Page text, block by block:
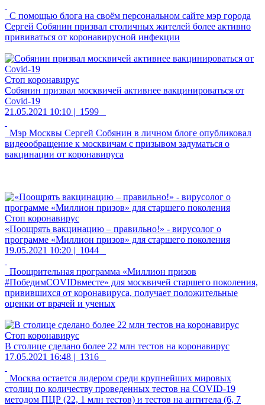
С помощью блога на своём персональном сайте мэр города
Сергей Собянин призвал столичных жителей более активно
прививаться от коронавирусной инфекции
Стоп коронавирус
Собянин призвал москвичей активнее вакцинироваться от
Covid-19
21.05.2021 10:10 | 1599
Мэр Москвы Сергей Собянин в личном блоге опубликовал
видеообращение к москвичам с призывом задуматься о
вакцинации от коронавируса
Стоп коронавирус
«Поощрять вакцинацию – правильно!» - вирусолог о
программе «Миллион призов» для старшего поколения
19.05.2021 10:20 | 1044
Поощрительная программа «Миллион призов
#ПобедимCOVIDвместе» для москвичей старшего поколения,
привившихся от коронавируса, получает положительные
оценки от врачей и ученых
Стоп коронавирус
В столице сделано более 22 млн тестов на коронавирус
17.05.2021 16:48 | 1316
Москва остается лидером среди крупнейших мировых
столиц по количеству проведенных тестов на COVID-19
методом ПЦР (22, 1 млн тестов) и тестов на антитела (6, 7